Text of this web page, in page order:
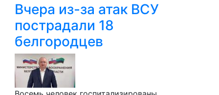
Вчера из-за атак ВСУ
пострадали 18
белгородцев